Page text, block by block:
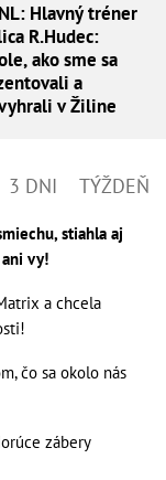
Hlavný tréner
R.Hudec:
ako sme sa
a
v Žiline
3 DNI TÝŽDEŇ
stiahla aj
vy!
a chcela
čo sa okolo nás
zábery